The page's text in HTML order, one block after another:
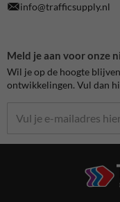
info@trafficsupply.nl
Meld je aan voor onze
Wil je op de hoogte
ontwikkelingen. Vul dan